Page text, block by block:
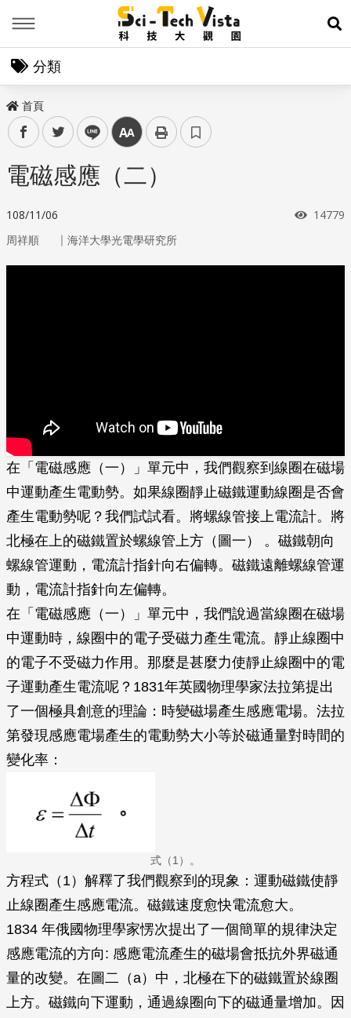
展
分類
首頁
facebooktwitter line 中
電磁感應（二）
108/11/06 瀏覽次
14779
周祥順 ｜ 海洋大學光電學研究所
在「電磁感應（一）」單元中，我們觀察到線圈在磁場
中運動產生電動勢。如果線圈靜止磁鐵運動線圈是否會
產生電動勢呢？我們試試看。將螺線管接上電流計。將
北極在上的磁鐵置於螺線管上方（圖一） 。磁鐵朝向
螺線管運動，電流計指針向右偏轉。磁鐵遠離螺線管運
動，電流計指針向左偏轉。
在「電磁感應（一）」單元中，我們說過當線圈在磁場
中運動時，線圈中的電子受磁力產生電流。靜止線圈中
的電子不受磁力作用。那麼是甚麼力使靜止線圈中的電
子運動產生電流呢？1831年英國物理學家法拉第提出
了一個極具創意的理論：時變磁場產生感應電場。法拉
第發現感應電場產生的電動勢大小等於磁通量對時間的
變化率：
式（1）。
方程式（1）解釋了我們觀察到的現象：運動磁鐵使靜
止線圈產生感應電流。磁鐵速度愈快電流愈大。
1834 年俄國物理學家愣次提出了一個簡單的規律決定
感應電流的方向: 感應電流產生的磁場會抵抗外界磁通
量的改變。在圖二（a）中，北極在下的磁鐵置於線圈
上方。磁鐵向下運動，通過線圈向下的磁通量增加。因